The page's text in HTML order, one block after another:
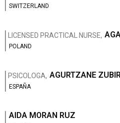
SWITZERLAND
LICENSED PRACTICAL NURSE,
POLAND
PSICOLOGA, AGURTZANE
ESPAÑA
AIDA MORAN RUZ